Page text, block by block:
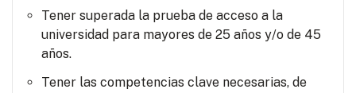
Tener superada la prueba de acceso a la
universidad para mayores de 25 años y/o de 45
años.
Tener las competencias clave necesarias, de